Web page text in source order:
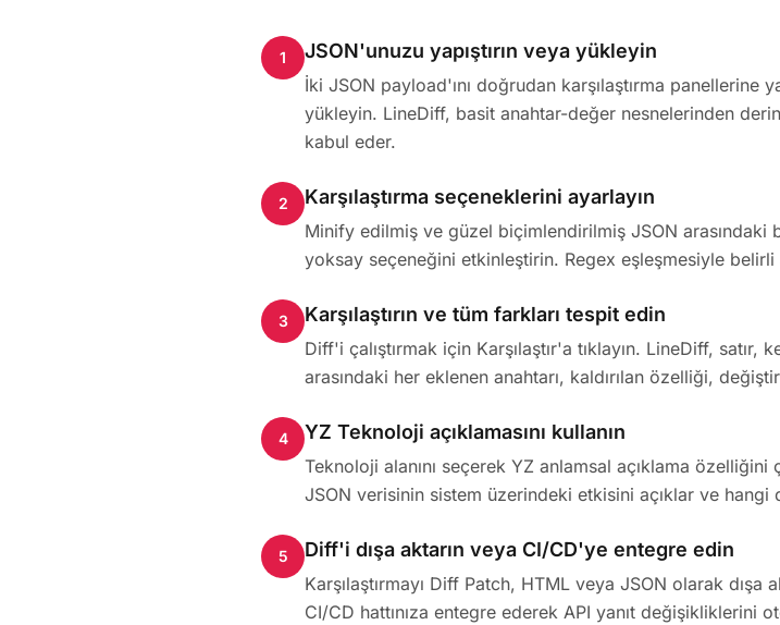
1 JSON'unuzu yapıştırın veya yükleyin
İki JSON payload'ını doğrudan karşılaştırma panellerine
yükleyin. LineDiff, basit anahtar-değer nesnelerinden
kabul eder.
2 Karşılaştırma seçeneklerini ayarlayın
Minify edilmiş ve güzel biçimlendirilmiş JSON arasındaki
yoksay seçeneğini etkinleştirin. Regex eşleşmesiyle
3 Karşılaştırın ve tüm farkları tespit edin
Diff'i çalıştırmak için Karşılaştır'a tıklayın. LineDiff,
arasındaki her eklenen anahtarı, kaldırılan özelliği,
4 YZ Teknoloji açıklamasını kullanın
Teknoloji alanını seçerek YZ anlamsal açıklama özelliğini
JSON verisinin sistem üzerindeki etkisini açıklar ve
5 Diff'i dışa aktarın veya CI/CD'ye entegre edin
Karşılaştırmayı Diff Patch, HTML veya JSON olarak dışa
CI/CD hattınıza entegre ederek API yanıt değişikliklerini